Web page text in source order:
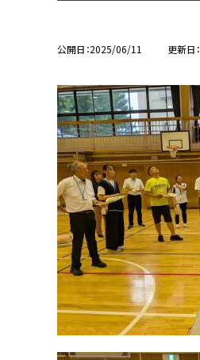
公開日 2025/06/11 更新日